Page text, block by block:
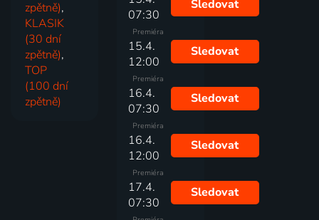
zpětně),
KLASIK
(30 dní
zpětně),
TOP
(100 dní
zpětně)
07:30
Premiéra
Sledovat
15.4.
12:00
Premiéra
Sledovat
16.4.
07:30
Premiéra
Sledovat
16.4.
12:00
Premiéra
Sledovat
17.4.
07:30
Sledovat